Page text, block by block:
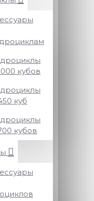
кубов
куб
кубов